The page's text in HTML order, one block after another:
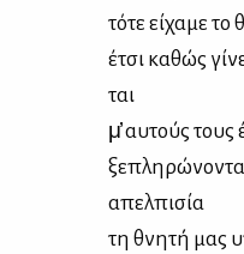
τό­τε εί­χα­με
έτσι κα­θώς
ται
μ̓ αυ­τούς τους
απελ­πι­σία
τη θνη­τή μας